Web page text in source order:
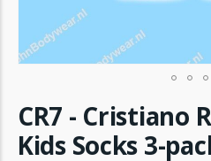
naar
het
begin
CR7 - Cristiano
Kids Socks 3-